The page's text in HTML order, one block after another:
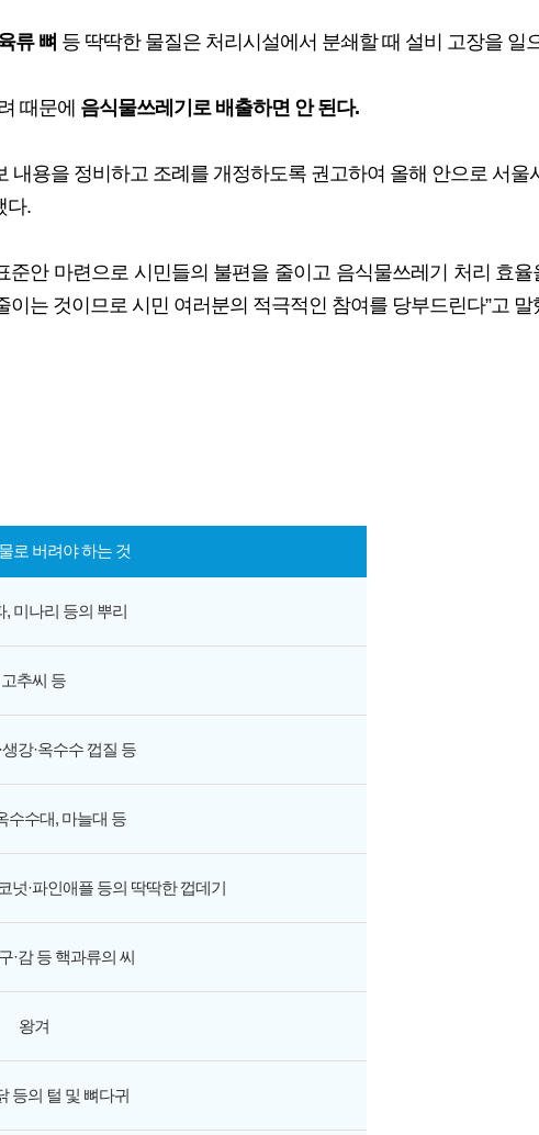
류 뼈 등 딱딱한 물질은 처리시설에서 분쇄할 때 설비 고장을 일
때문에 음식물쓰레기로 배출하면 안 된다.
용을 정비하고 조례를 개정하도록 권고하여 올해 안으로 서
다.
안 마련으로 시민들의 불편을 줄이고 음식물쓰레기 처리 효
는 것이므로 시민 여러분의 적극적인 참여를 당부드린다”고 말
로 버려야 하는 것
, 미나리 등의 뿌리
고추씨 등
생강·옥수수 껍질 등
수수대, 마늘대 등
넛·파인애플 등의 딱딱한 껍데기
·감 등 핵과류의 씨
왕겨
등의 털 및 뼈다귀